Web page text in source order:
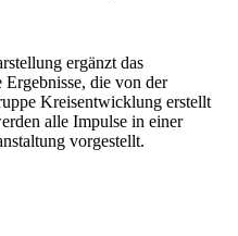
ergänzt das
die von der
Kreisentwicklung erstellt
alle Impulse in einer
vorgestellt.